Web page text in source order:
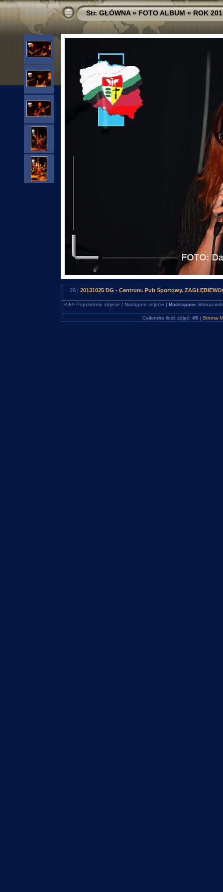
Str. GŁÓWNA»FOTO ALBUM»ROK
26 | 20131025 DG - Centrum. Pub Sportowy.
<-/->Poprzednie zdjęcie / Następne zdjęcie | Backspace Strona
Całkowita ilość zdjęć: 45 | Strona